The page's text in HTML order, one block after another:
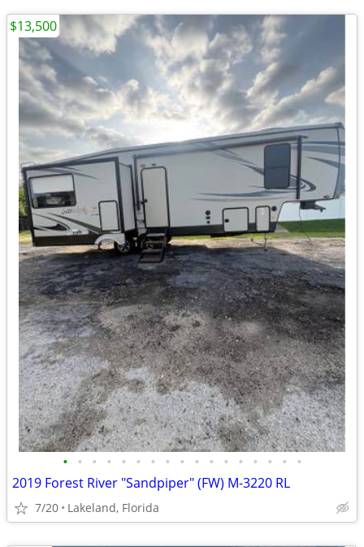
• • • • • • • • • • • • • • • • •
2019 Forest River "Sandpiper" (FW) M-3220 RL
7/20 Lakeland, Florida
$13,500